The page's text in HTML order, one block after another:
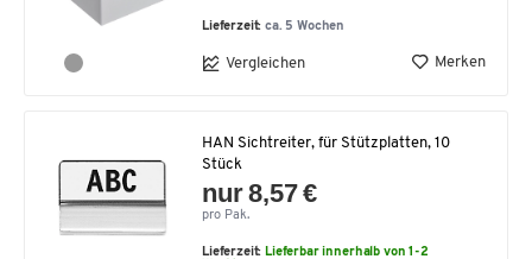
Lieferzeit:ca. 5 Wochen
Vergleichen Merken
HAN Sichtreiter, für Stützplatten, 10
Stück
nur 8,57 €
pro Pak.
Lieferzeit: Lieferbar innerhalb von 1-2